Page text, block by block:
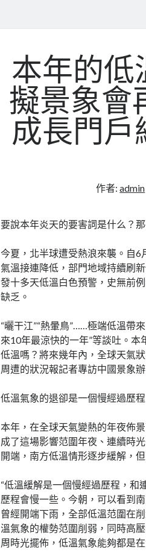
本年的低
擬景象會
成長門戶
作者:admin
要說本年炎天的要害詞是什么？那
今夏，北半球遭受熱浪來襲。自
氣溫接連降低，部門地域持續刷
發十多天低溫白色預警，史無前
缺乏。
“曬干江”“熱暈鳥”……極端低溫帶
來10年最涼快的一年”等談吐。
低溫嗎？將來幾年內，全球天氣
周遭的狀況報記者專訪中國景象
低溫氣象的退卻是一個慢經過歷程
本年，在全球天氣變熱的年夜佈
成了這場影響范圍年夜、連續時
開端，南方低溫情形逐步緩解，
“低溫緩解是一個慢經過歷程，和
歷程會慢一些。今朝，可以看到
曾經開端下雨，全部低溫范圍在削
溫氣象的權勢范圍削弱，同時高
周時光擺佈，低溫氣象能夠都是